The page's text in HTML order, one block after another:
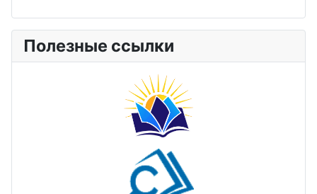
Полезные ссылки